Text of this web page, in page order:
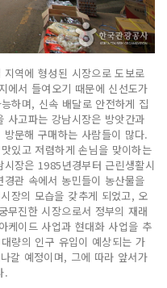
역에 형성된 시장으로 도보로
에서 들여오기 때문에 신선도가
하며, 신속 배달로 안전하게 집
사고파는 강남시장은 방앗간과
문해 구매하는 사람들이 많다.
있고 저렴하게 손님을 맞이하는
장은 1985년경부터 근린생활시
관 속에서 농민들이 농산물을
장의 모습을 갖추게 되었고, 오
무진한 시장으로서 정부의 재래
케이드 사업과 현대화 사업을 추
량의 인구 유입이 예상되는 가
갈 예정이며, 그에 따라 앞서가
.